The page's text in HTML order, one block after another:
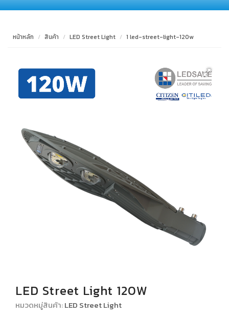
หน้าหลัก สินค้า LED Street Light 1 led-street-light-120w
LED Street Light 120W
หมวดหมู่สินค้า:LED Street Light